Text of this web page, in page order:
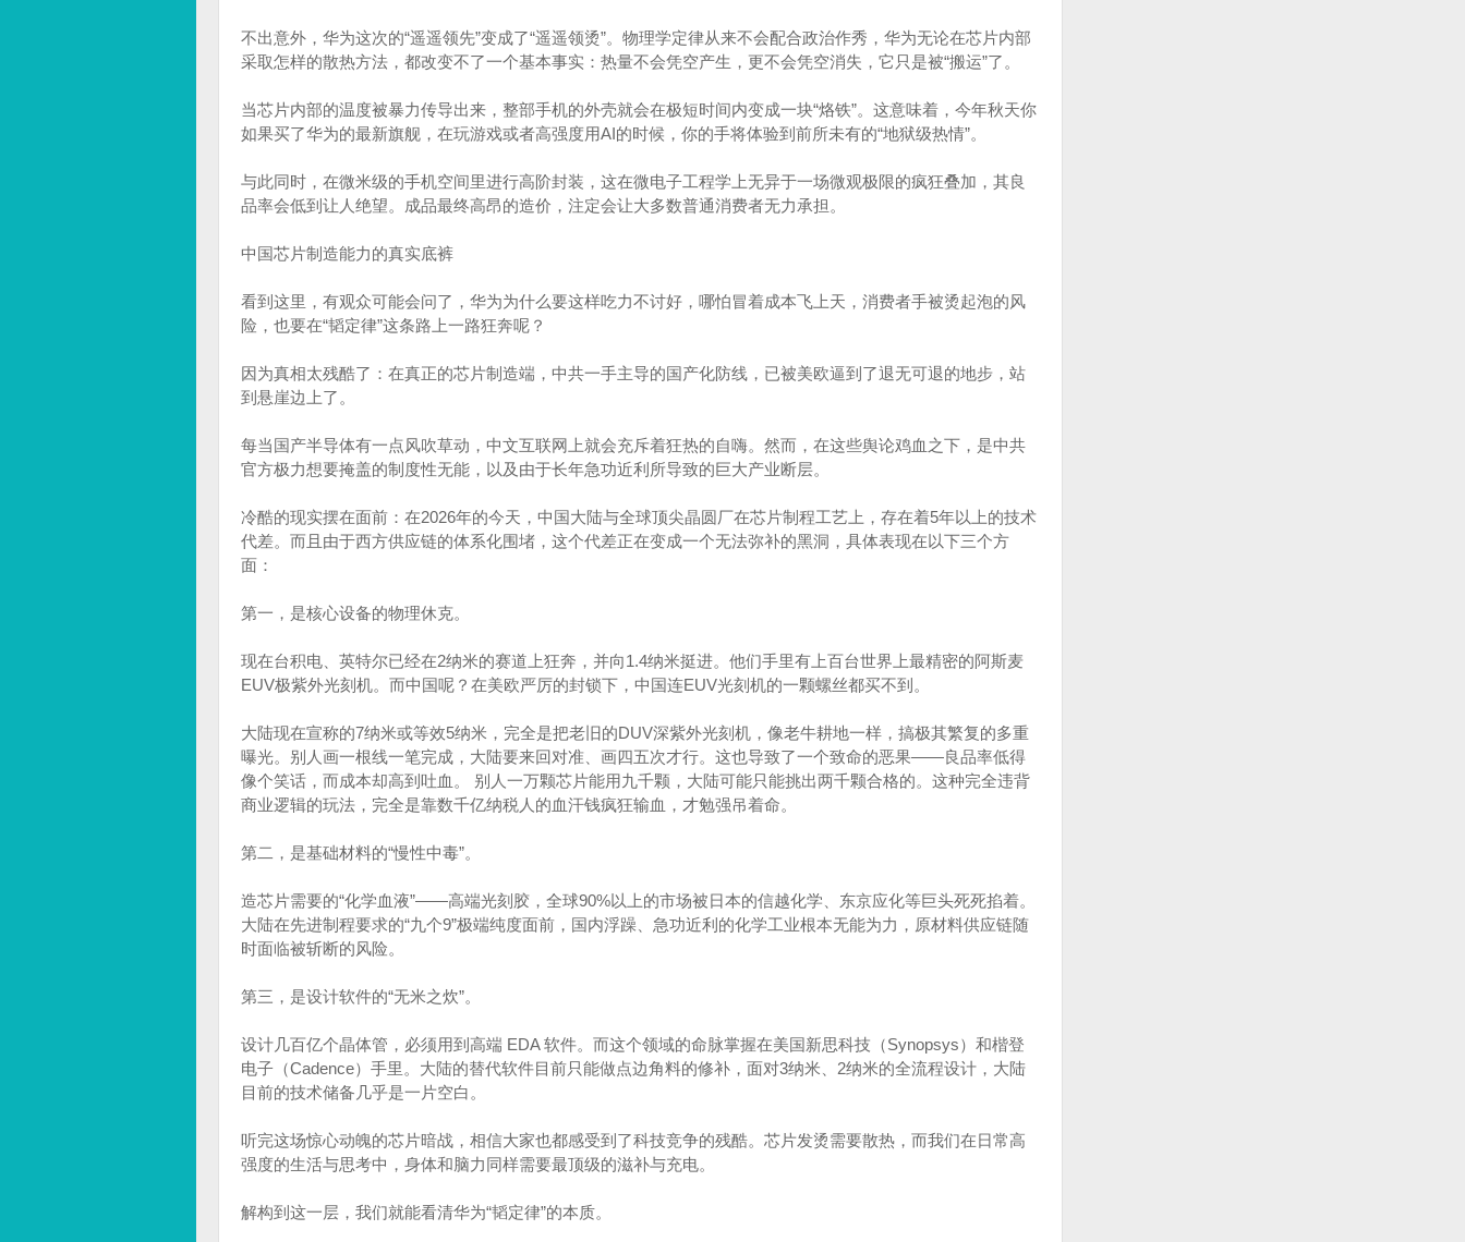
不出意外，华为这次的“遥遥领先”变成了“遥遥领烫”。物理学定律从来不会配合政治作秀，华为无论在芯片内部
采取怎样的散热方法，都改变不了一个基本事实：热量不会凭空产生，更不会凭空消失，它只是被“搬运”了。
当芯片内部的温度被暴力传导出来，整部手机的外壳就会在极短时间内变成一块“烙铁”。这意味着，今年秋天你
如果买了华为的最新旗舰，在玩游戏或者高强度用AI的时候，你的手将体验到前所未有的“地狱级热情”。
与此同时，在微米级的手机空间里进行高阶封装，这在微电子工程学上无异于一场微观极限的疯狂叠加，其良
品率会低到让人绝望。成品最终高昂的造价，注定会让大多数普通消费者无力承担。
中国芯片制造能力的真实底裤
看到这里，有观众可能会问了，华为为什么要这样吃力不讨好，哪怕冒着成本飞上天，消费者手被烫起泡的风
险，也要在“韬定律”这条路上一路狂奔呢？
因为真相太残酷了：在真正的芯片制造端，中共一手主导的国产化防线，已被美欧逼到了退无可退的地步，站
到悬崖边上了。
每当国产半导体有一点风吹草动，中文互联网上就会充斥着狂热的自嗨。然而，在这些舆论鸡血之下，是中共
官方极力想要掩盖的制度性无能，以及由于长年急功近利所导致的巨大产业断层。
冷酷的现实摆在面前：在2026年的今天，中国大陆与全球顶尖晶圆厂在芯片制程工艺上，存在着5年以上的技术
代差。而且由于西方供应链的体系化围堵，这个代差正在变成一个无法弥补的黑洞，具体表现在以下三个方
面：
第一，是核心设备的物理休克。
现在台积电、英特尔已经在2纳米的赛道上狂奔，并向1.4纳米挺进。他们手里有上百台世界上最精密的阿斯麦
EUV极紫外光刻机。而中国呢？在美欧严厉的封锁下，中国连EUV光刻机的一颗螺丝都买不到。
大陆现在宣称的7纳米或等效5纳米，完全是把老旧的DUV深紫外光刻机，像老牛耕地一样，搞极其繁复的多重
曝光。别人画一根线一笔完成，大陆要来回对准、画四五次才行。这也导致了一个致命的恶果——良品率低得
像个笑话，而成本却高到吐血。 别人一万颗芯片能用九千颗，大陆可能只能挑出两千颗合格的。这种完全违背
商业逻辑的玩法，完全是靠数千亿纳税人的血汗钱疯狂输血，才勉强吊着命。
第二，是基础材料的“慢性中毒”。
造芯片需要的“化学血液”——高端光刻胶，全球90%以上的市场被日本的信越化学、东京应化等巨头死死掐着。
大陆在先进制程要求的“九个9”极端纯度面前，国内浮躁、急功近利的化学工业根本无能为力，原材料供应链随
时面临被斩断的风险。
第三，是设计软件的“无米之炊”。
设计几百亿个晶体管，必须用到高端 EDA 软件。而这个领域的命脉掌握在美国新思科技（Synopsys）和楷登
电子（Cadence）手里。大陆的替代软件目前只能做点边角料的修补，面对3纳米、2纳米的全流程设计，大陆
目前的技术储备几乎是一片空白。
听完这场惊心动魄的芯片暗战，相信大家也都感受到了科技竞争的残酷。芯片发烫需要散热，而我们在日常高
强度的生活与思考中，身体和脑力同样需要最顶级的滋补与充电。
解构到这一层，我们就能看清华为“韬定律”的本质。